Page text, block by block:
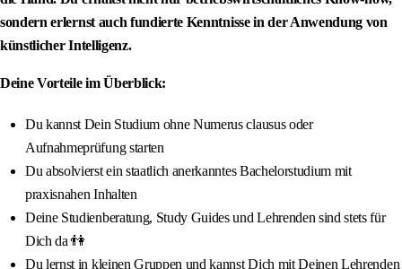
sondern erlernst auch fundierte Kenntnisse in der Anwendung von
künstlicher Intelligenz.
Deine Vorteile im Überblick:
Du kannst Dein Studium ohne Numerus clausus oder
Aufnahmeprüfung starten
Du absolvierst ein staatlich anerkanntes Bachelorstudium mit
praxisnahen Inhalten
Deine Studienberatung, Study Guides und Lehrenden sind stets für
Dich da 👫
Du lernst in kleinen Gruppen und kannst Dich mit Deinen Lehrenden